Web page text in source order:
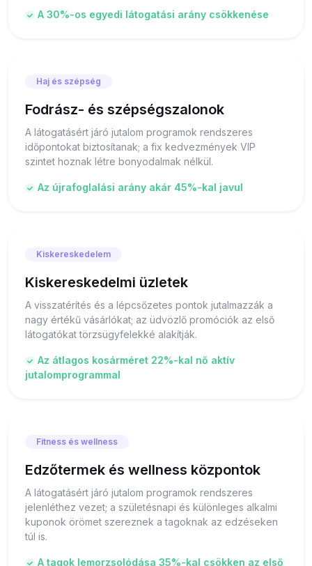
A 30%-os egyedi látogatási arány csökkenése
Haj és szépség
Fodrász- és szépségszalonok
A látogatásért járó jutalom programok rendszeres
időpontokat biztosítanak; a fix kedvezmények VIP
szintet hoznak létre bonyodalmak nélkül.
Az újrafoglalási arány akár 45%-kal javul
Kiskereskedelem
Kiskereskedelmi üzletek
A visszatérítés és a lépcsőzetes pontok jutalmazzák a
nagy értékű vásárlókat; az üdvözlő promóciók az első
látogatókat törzsügyfelekké alakítják.
Az átlagos kosárméret 22%-kal nő aktív
jutalomprogrammal
Fitness és wellness
Edzőtermek és wellness központok
A látogatásért járó jutalom programok rendszeres
jelenléthez vezet; a születésnapi és különleges alkalmi
kuponok örömet szereznek a tagoknak az edzéseken
túl is.
A tagok lemorzsolódása 35%-kal csökken az első